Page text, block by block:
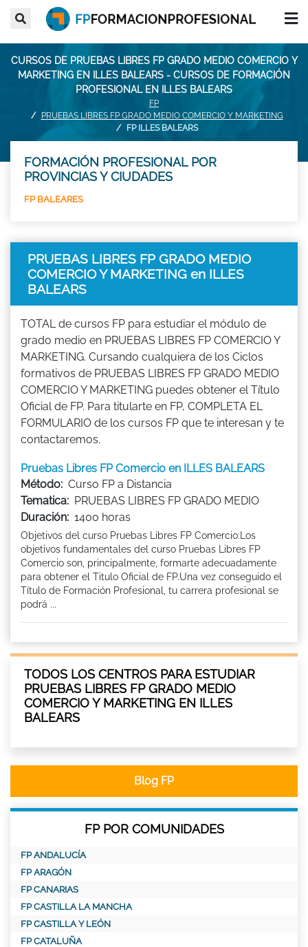
CURSOS DE PRUEBAS LIBRES FP GRADO MEDIO COMERCIO Y
MARKETING EN ILLES BALEARS - CURSOS DE FORMACIÓN
PROFESIONAL EN ILLES BALEARS
FP
PRUEBAS LIBRES FP GRADO MEDIO COMERCIO Y MARKETING
FP ILLES BALEARS
FORMACIÓN PROFESIONAL POR
PROVINCIAS Y CIUDADES
FP BALEARES
PRUEBAS LIBRES FP GRADO MEDIO
COMERCIO Y MARKETING en ILLES
BALEARS
TOTAL de cursos FP para estudiar el módulo de
grado medio en PRUEBAS LIBRES FP COMERCIO Y
MARKETING. Cursando cualquiera de los Ciclos
formativos de PRUEBAS LIBRES FP GRADO MEDIO
COMERCIO Y MARKETING puedes obtener el Título
Oficial de FP. Para titularte en FP, COMPLETA EL
FORMULARIO de los cursos FP que te interesan y te
contactaremos.
Pruebas Libres FP Comercio en ILLES BALEARS
Método: Curso FP a Distancia
Tematica: PRUEBAS LIBRES FP GRADO MEDIO
Duración: 1400 horas
Objetivos del curso Pruebas Libres FP Comercio:Los
objetivos fundamentales del curso Pruebas Libres FP
Comercio son, principalmente, formarte adecuadamente
para obtener el Titulo Oficial de FP.Una vez conseguido el
Título de Formación Profesional, tu carrera profesional se
podrá ...
TODOS LOS CENTROS PARA ESTUDIAR
PRUEBAS LIBRES FP GRADO MEDIO
COMERCIO Y MARKETING EN ILLES
BALEARS
Blog FP
FP POR COMUNIDADES
FP ANDALUCÍA
FP ARAGÓN
FP CANARIAS
FP CASTILLA LA MANCHA
FP CASTILLA Y LEÓN
FP CATALUÑA